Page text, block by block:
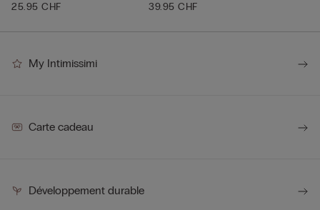
25.95 CHF
Supérie...
39.95 CHF
My Intimissimi
Carte cadeau
Développement durable